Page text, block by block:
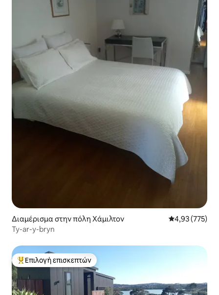
Διαμέρισμα στην πόλη Χάμιλτον Μέση
4,93 (775)
Ty-ar-y-bryn
Κορυφαία επιλογή επισκεπτών
Επιλογή επισκεπτών